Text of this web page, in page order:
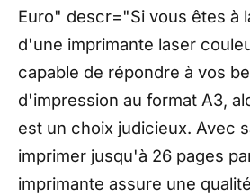
Euro" descr="Si vous êtes à
d'une imprimante laser
capable de répondre à vos
d'impression au format A3,
est un choix judicieux. Avec
imprimer jusqu'à 26 pages
imprimante assure une